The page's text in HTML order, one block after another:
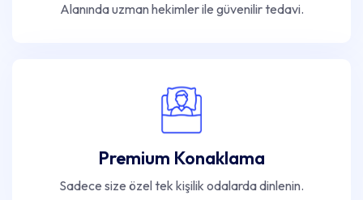
Alanında uzman hekimler ile güvenilir tedavi.
Premium Konaklama
Sadece size özel tek kişilik odalarda dinlenin.